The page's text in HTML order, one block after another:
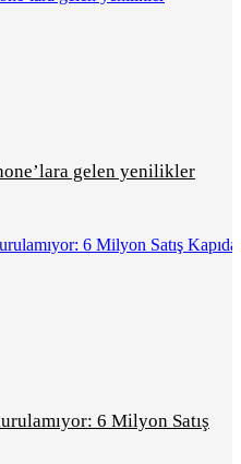
gelen yenilikler
6 Milyon Satış